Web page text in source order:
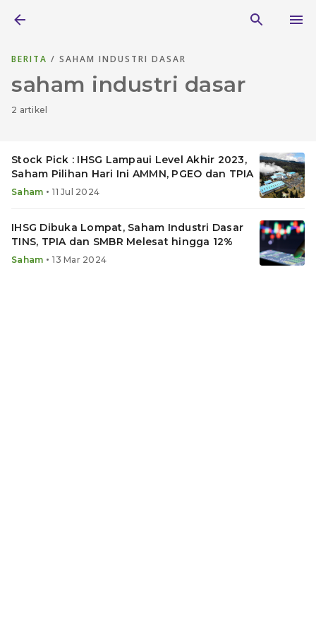
BERITA / SAHAM INDUSTRI DASAR
saham industri dasar
2 artikel
Stock Pick : IHSG Lampaui Level Akhir 2023,
Saham Pilihan Hari Ini AMMN, PGEO dan TPIA
Saham • 11 Jul 2024
IHSG Dibuka Lompat, Saham Industri Dasar
TINS, TPIA dan SMBR Melesat hingga 12%
Saham • 13 Mar 2024